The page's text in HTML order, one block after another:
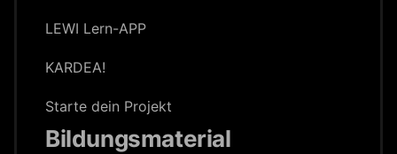
LEWI Lern-APP
KARDEA!
Starte dein Projekt
Bildungsmaterial